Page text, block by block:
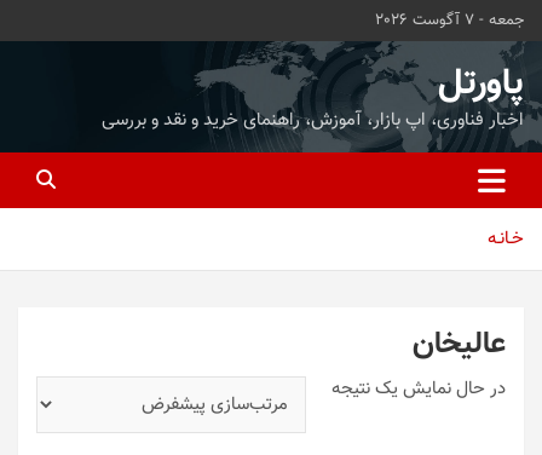
محتوا
بروید
جمعه - 7 آگوست 2026
پاورتل
اخبار فناوری، اپ بازار، آموزش، راهنمای خرید و نقد و بررسی
خـانـه
عالیخان
در حال نمایش یک نتیجه